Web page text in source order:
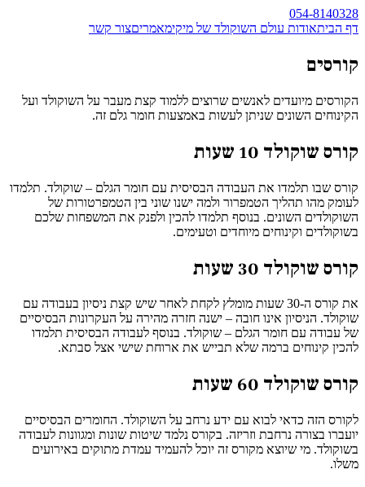
054-8140328
דף הביתאודות עולם השוקולד של מיקימאמריםצור קשר
קורסים
הקורסים מיועדים לאנשים שרוצים ללמוד קצת מעבר על השוקולד ועל
הקינוחים השונים שניתן לעשות באמצעות חומר גלם זה.
קורס שוקולד 10 שעות
קורס שבו תלמדו את העבודה הבסיסית עם חומר הגלם – שוקולד. תלמדו
לעומק מהו תהליך הטמפרור ולמה ישנו שוני בין הטמפרטורות של
השוקולדים השונים. בנוסף תלמדו להכין ולפנק את המשפחות שלכם
בשוקולדים וקינוחים מיוחדים וטעימים.
קורס שוקולד 30 שעות
את קורס ה-30 שעות מומלץ לקחת לאחר שיש קצת ניסיון בעבודה עם
שוקולד. הניסיון אינו חובה – ישנה חזרה מהירה על העקרונות הבסיסיים
של עבודה עם חומר הגלם – שוקולד. בנוסף לעבודה הבסיסית תלמדו
להכין קינוחים ברמה שלא תבייש את ארוחת שישי אצל סבתא.
קורס שוקולד 60 שעות
לקורס הזה כדאי לבוא עם ידע נרחב על השוקולד. החומרים הבסיסיים
יועברו בצורה נרחבת וזריזה. בקורס נלמד שיטות שונות ומגוונות לעבודה
בשוקולד. מי שיוצא מקורס זה יוכל להעמיד עמדת מתוקים באירועים
משלו.